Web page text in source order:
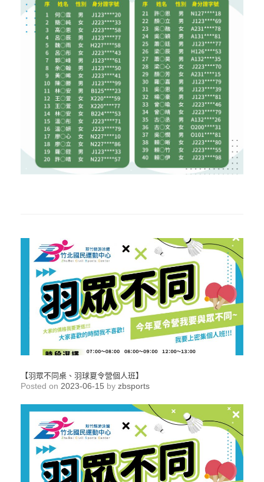
【羽眾不同桌、羽球夏令營個人班】
Posted on 2023-06-15 by zbsports